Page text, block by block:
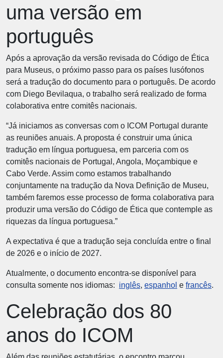
uma versão em
português
Após a aprovação da versão revisada do Código de Ética
para Museus, o próximo passo para os países lusófonos
será a tradução do documento para o português. De acordo
com Diego Bevilaqua, o trabalho será realizado de forma
colaborativa entre comitês nacionais.
“Já iniciamos as conversas com o ICOM Portugal durante
as reuniões anuais. A proposta é construir uma única
tradução em língua portuguesa, em parceria com os
comitês nacionais de Portugal, Angola, Moçambique e
Cabo Verde. Assim como estamos trabalhando
conjuntamente na tradução da Nova Definição de Museu,
também faremos esse processo de forma colaborativa para
produzir uma versão do Código de Ética que contemple as
riquezas da língua portuguesa.”
A expectativa é que a tradução seja concluída entre o final
de 2026 e o início de 2027.
Atualmente, o documento encontra-se disponível para
consulta somente nos idiomas: inglês, espanhol e francês.
Celebração dos 80
anos do ICOM